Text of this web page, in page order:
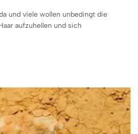
und viele wollen unbedingt die
aufzuhellen und sich